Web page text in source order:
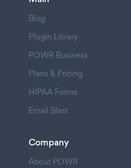
Blog
Plugin Library
POWR Business
Plans & Pricing
HIPAA Forms
Email Blast
Company
About POWR